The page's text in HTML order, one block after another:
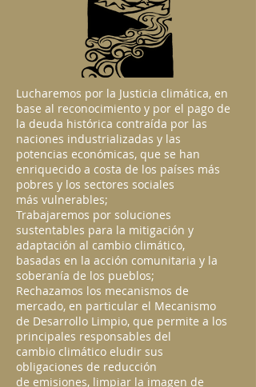
Lucharemos por la Justicia climática, en
base al reconocimiento y por el pago de
la deuda histórica contraída por las
naciones industrializadas y las
potencias económicas, que se han
enriquecido a costa de los países más
pobres y los sectores sociales
más vulnerables;
Trabajaremos por soluciones
sustentables para la mitigación y
adaptación al cambio climático,
basadas en la acción comunitaria y la
soberanía de los pueblos;
Rechazamos los mecanismos de
mercado, en particular el Mecanismo
de Desarrollo Limpio, que permite a los
principales responsables del
cambio climático eludir sus
obligaciones de reducción
de emisiones, limpiar la imagen de